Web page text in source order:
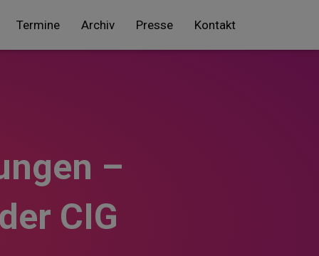
Termine Archiv Presse Kontakt
–
CIG